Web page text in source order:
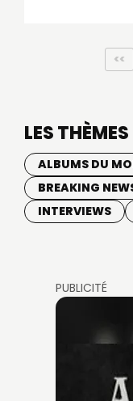
<<
LES THÈMES
ALBUMS DU
BREAKING
INTERVIEWS
PUBLICITÉ